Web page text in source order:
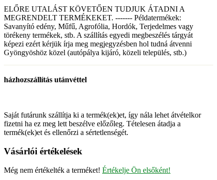
ELŐRE UTALÁST KÖVETŐEN TUDJUK ÁTADNI A
MEGRENDELT TERMÉKEKET. ------- Példatermékek:
Savanyító edény, Műfű, Agrofólia, Hordók, Terjedelmes vagy
törékeny termékek, stb. A szállítás egyedi megbeszélés tárgyát
képezi ezért kérjük írja meg megjegyzésben hol tudná átvenni
Gyöngyöshöz közel (autópálya kijáró, közeli település, stb.)
házhozszállítás utánvéttel
Saját futárunk szállítja ki a termék(ek)et, így nála lehet átvételkor
fizetni ha ez meg lett beszélve előzőleg. Tételesen átadja a
termék(ek)et és ellenőrzi a sértetlenségét.
Vásárlói értékelések
Még nem értékelték a terméket! Értékelje Ön elsőként!